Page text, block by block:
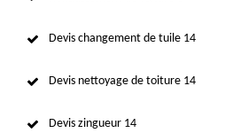
Devis changement de tuile 14
Devis nettoyage de toiture 14
Devis zingueur 14